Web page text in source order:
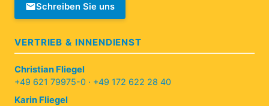
Schreiben Sie uns
VERTRIEB & INNENDIENST
Christian Fliegel
+49 621 79975-0 · +49 172 622 28 40
Karin Fliegel